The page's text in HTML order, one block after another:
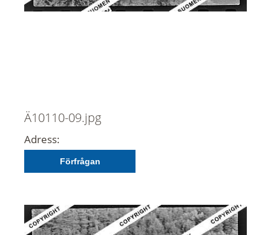
Ä10110-09.jpg
Adress:
Förfrågan